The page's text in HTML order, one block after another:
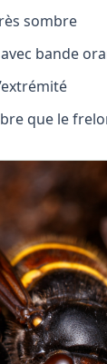
sombre
bande
que le